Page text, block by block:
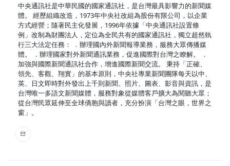
中央通訊社是中華民國的國家通訊社，是台灣最具影響力的新聞媒
體。 經歷組織改造，1973年中央社改組為股份有限公司，以企業
方式經營；隨著民主化發展，1996年依據「中央通訊社設置條
例」改制為財團法人，定位為全民共有的國家通訊社，獨立超然執
行三大法定任務： ．辦理國內外新聞報導業務，服務大眾傳播媒
體。 ．辦理國家對外新聞通訊業務，促進國際對台灣之瞭解。 ．
加強與國際新聞通訊社合作，增進國際新聞交流。 秉持「正確、
領先、客觀、翔實」的基本原則，中央社專業新聞團隊每天以中、
英、日文即時對外發出上千則新聞、照片、圖表、影音與資訊，是
台灣唯一多語文新聞媒體，服務對象從媒體客戶擴大為閱聽大眾；
從台灣民眾延伸至全球僑胞與讀者，充分扮演「台灣之眼，世界之
窗」。